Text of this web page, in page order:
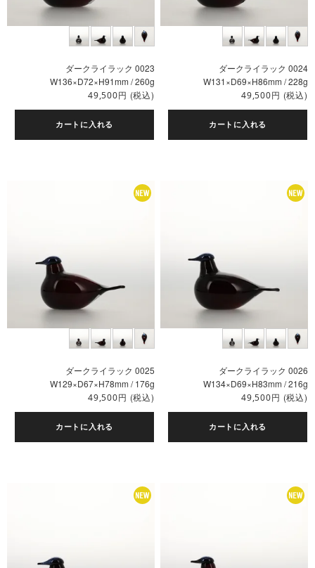
ダークライラック 0023
W136×D72×H91mm / 260g
49,500円 (税込)
カートに入れる
ダークライラック 0024
W131×D69×H86mm / 228g
49,500円 (税込)
カートに入れる
ダークライラック 0025
W129×D67×H78mm / 176g
49,500円 (税込)
カートに入れる
ダークライラック 0026
W134×D69×H83mm / 216g
49,500円 (税込)
カートに入れる